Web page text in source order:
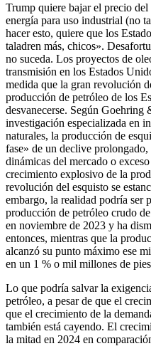
Trump quiere bajar el precio
energía para uso industrial (no
hacer esto, quiere que los
taladren más, chicos».
no suceda. Los proyectos de
transmisión en los Estados
medida que la gran revolución
producción de petróleo de los
desvanecerse. Según
investigación especializada en
naturales, la producción de
fase» de un declive
dinámicas del mercado o
crecimiento explosivo de la
revolución del esquisto se
embargo, la realidad podría ser
producción de petróleo crudo
en noviembre de 2023 y ha
entonces, mientras que la
alcanzó su punto máximo ese
en un 1 % o mil millones de
Lo que podría salvar la
petróleo, a pesar de que el
que el crecimiento de la
también está cayendo. El
la mitad en 2024 en